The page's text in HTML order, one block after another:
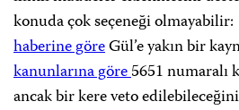
konuda çok seçeneği olmayabilir:
haberine göreGül’e yakın bir
kanunlarına göre5651
ancak bir kere veto